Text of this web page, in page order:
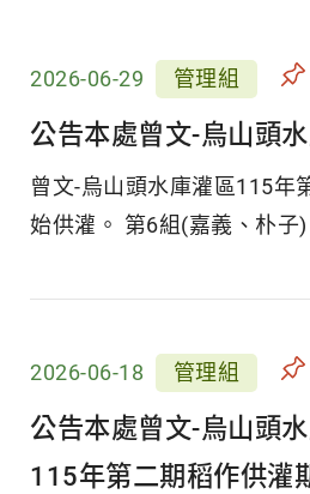
2026-06-29 管理組
公告本處曾文-烏山頭
曾文-烏山頭水庫灌區115年
始供灌。 第6組(嘉義、朴子
2026-06-18 管理組
公告本處曾文-烏山頭
115年第二期稻作供灌